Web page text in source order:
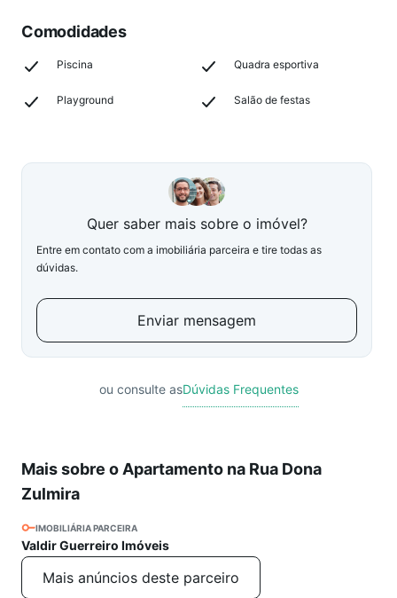
Comodidades
Piscina Quadra esportiva
Playground Salão de festas
Quer saber mais sobre o imóvel?
Entre em contato com a imobiliária parceira e tire todas as
dúvidas.
Enviar mensagem
ou consulte asDúvidas Frequentes
Mais sobre o Apartamento na Rua Dona
Zulmira
IMOBILIÁRIA PARCEIRA
Valdir Guerreiro Imóveis
Mais anúncios deste parceiro